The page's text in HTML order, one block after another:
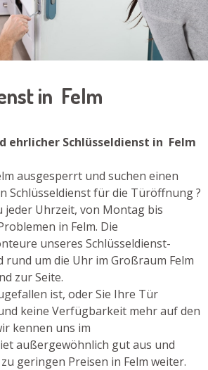
in Felm
ehrlicher Schlüsseldienst in Felm
ausgesperrt und suchen einen
Schlüsseldienst für die Türöffnung ?
jeder Uhrzeit, von Montag bis
in Felm. Die
unseres Schlüsseldienst-
rund um die Uhr im Großraum Felm
zur Seite.
ist, oder Sie Ihre Tür
keine Verfügbarkeit mehr auf den
kennen uns im
außergewöhnlich gut aus und
geringen Preisen in Felm weiter.